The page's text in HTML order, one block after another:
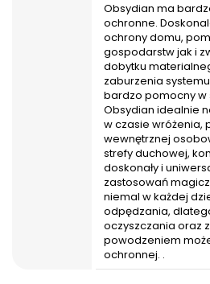
Obsydian ma
ochronne.
ochrony domu,
gospodarstw jak i
dobytku
zaburzenia
bardzo pomocny w
Obsydian idealnie
w czasie wróżenia,
wewnętrznej
strefy duchowej,
doskonały i
zastosowań
niemal w każdej
odpędzania,
oczyszczania oraz
powodzeniem
ochronnej. .